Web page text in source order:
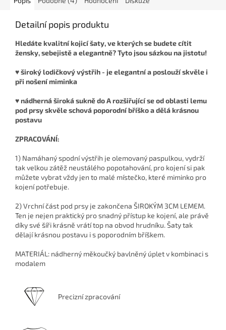
Detailní popis produktu
Hledáte kvalitní kojicí šaty, ve kterých se budete cítit
žensky, sebejistě a elegantně? Tyto jsou sázkou na jistotu!
♥ široký lodičkový výstřih - je elegantní a poslouží skvěle i
při nošení miminka
♥ nádherná široká sukně do A rozšiřující se od oblasti lemu
pod prsy skvěle schová poporodní bříško a dělá krásnou
postavu
ZPRACOVÁNÍ:
1) Namáhaný spodní výstřih je olemovaný paspulkou, vydrží
tak velkou zátěž neustálého popotahování, pro kojení si pak
můžete vybrat vždy jen to malé místečko, které miminko pro
kojení potřebuje.
2) Vrchní část pod prsy je zakončena ŠIROKÝM 3CM LEMEM.
Ten je nejen praktický pro snadný přístup ke kojení, ale právě
díky své šíři krásně vrátí top na obvod hrudníku. Šaty tak
dělají krásnou postavu i s poporodním bříškem.
MATERIÁL: nádherný měkoučký bavlněný úplet v kombinaci s
modalem
Precizní zpracování